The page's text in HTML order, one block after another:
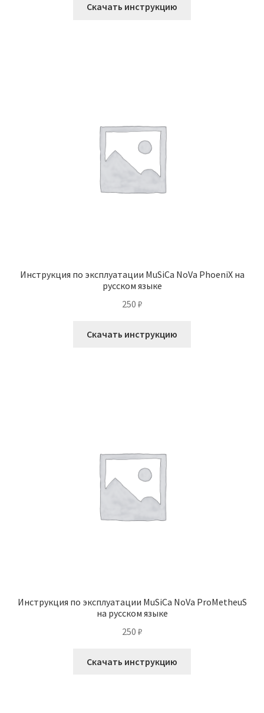
Скачать инструкцию
Инструкция по эксплуатации MuSiCa NoVa PhoeniX на
русском языке
250 ₽
Скачать инструкцию
Инструкция по эксплуатации MuSiCa NoVa ProMetheuS
на русском языке
250 ₽
Скачать инструкцию